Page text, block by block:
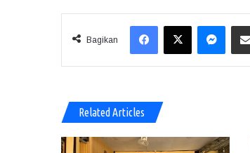
Bagikan
X
Related Articles